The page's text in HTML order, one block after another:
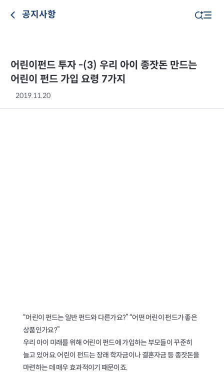
공지사항
어린이펀드 투자 -(3) 우리 아이 종잣돈 만드는
어린이 펀드 가입 요령 7가지
2019.11.20
“어린이 펀드는 일반 펀드와 다른가요?” “어떤 어린이 펀드가 좋은
상품인가요?”
우리 아이 미래를 위해 어린이 펀드에 가입하는 부모들이 꾸준히
늘고 있어요. 어린이 펀드는 장래 학자금이나 결혼자금 등 종잣돈을
마련하는 데 매우 효과적이기 때문이죠.